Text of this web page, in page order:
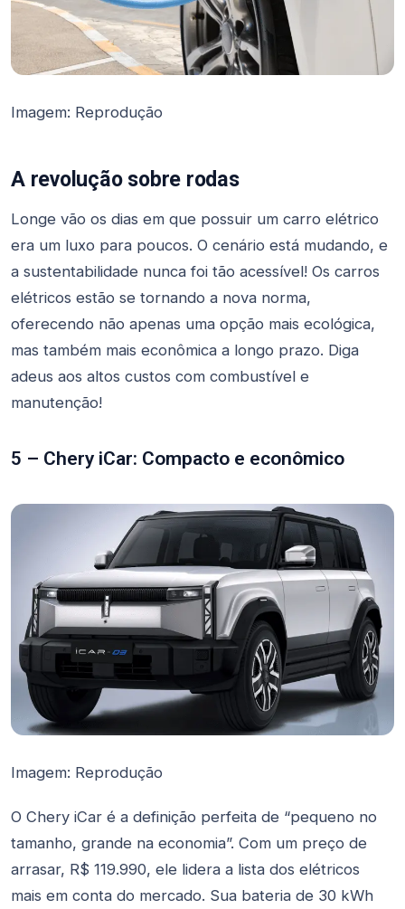
Imagem: Reprodução
A revolução sobre rodas
Longe vão os dias em que possuir um carro elétrico
era um luxo para poucos. O cenário está mudando, e
a sustentabilidade nunca foi tão acessível! Os carros
elétricos estão se tornando a nova norma,
oferecendo não apenas uma opção mais ecológica,
mas também mais econômica a longo prazo. Diga
adeus aos altos custos com combustível e
manutenção!
5 – Chery iCar: Compacto e econômico
Imagem: Reprodução
O Chery iCar é a definição perfeita de “pequeno no
tamanho, grande na economia”. Com um preço de
arrasar, R$ 119.990, ele lidera a lista dos elétricos
mais em conta do mercado. Sua bateria de 30 kWh